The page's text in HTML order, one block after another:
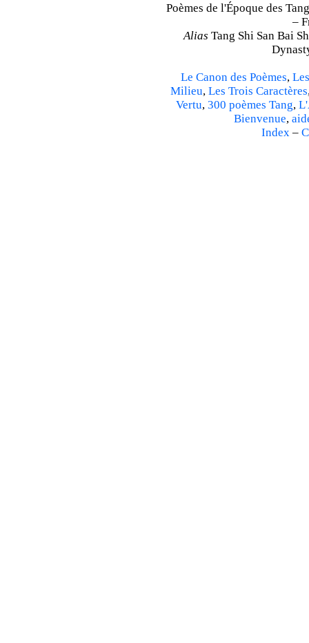
Poèmes de l'Époque des
–
Alias Tang Shi San Bai
Le Canon des Poèmes,
Milieu, Les Trois Caractères
Vertu, 300 poèmes Tang,
Bienvenue,
Index–